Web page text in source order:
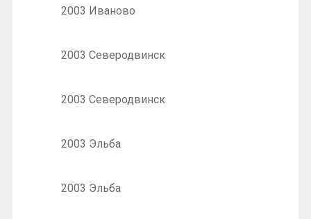
2003 Иваново
2003 Северодвинск
2003 Северодвинск
2003 Эльба
2003 Эльба